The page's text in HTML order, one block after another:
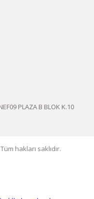
PLAZA B BLOK K.10
hakları saklıdır.